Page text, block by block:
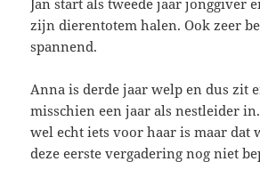
Jan start als tweede jaar jonggiver
zijn dierentotem halen. Ook zeer
spannend.
Anna is derde jaar welp en dus zit
misschien een jaar als nestleider
wel echt iets voor haar is maar dat
deze eerste vergadering nog niet